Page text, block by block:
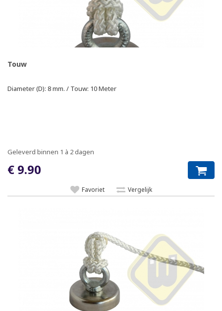
Touw
Diameter (D): 8 mm. / Touw: 10 Meter
Geleverd binnen 1 à 2 dagen
€ 9.90
Favoriet Vergelijk